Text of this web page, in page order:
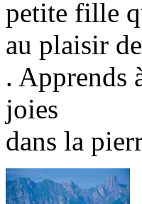
petite fille
au plaisir
. Apprends
joies
dans la